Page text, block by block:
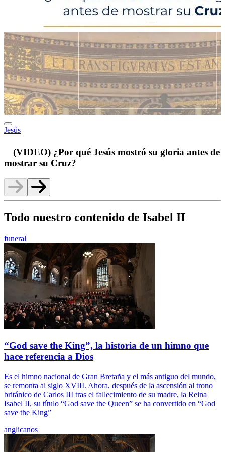
Jesús
(VIDEO) ¿Por qué Jesús mostró su gloria antes de
mostrar su Cruz?
Todo nuestro contenido de Isabel II
funeral
“God save the King”, la historia de un himno que
hace referencia a Dios
Es el himno nacional de Gran Bretaña y el más antiguo del mundo,
se remonta al siglo XVIII. Ahora, después de la ascensión al trono
británico de Carlos III tras el fallecimiento de su madre, la Reina
Isabel II, su título “God save the Queen” se ha convertido en “God
save the King”
anglicanos